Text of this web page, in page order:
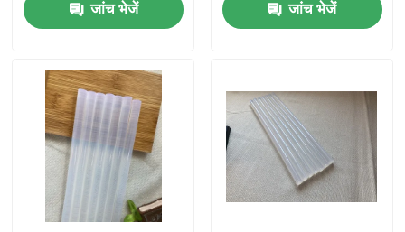
एक बोली का अनुरोध
गर्म पिघल चिपकने वाला टेप
कालीन चिपकने वाला टेप
जांच भेजें
जांच भेजें